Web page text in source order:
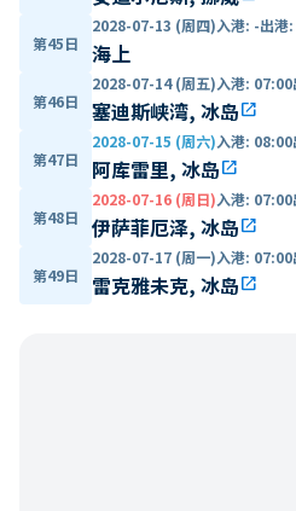
第45日
2028-07-13 (周四)入港: -出港:
海上
第46日
2028-07-14 (周五)入港: 07:00
塞迪斯峡湾, 冰岛open_in_new
第47日
2028-07-15 (周六)入港: 08:00
阿库雷里, 冰岛open_in_new
第48日
2028-07-16 (周日)入港: 07:00
伊萨菲厄泽, 冰岛open_in_new
第49日
2028-07-17 (周一)入港: 07:00
雷克雅未克, 冰岛open_in_new